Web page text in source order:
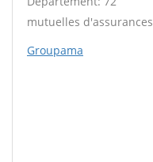
mutuelles d'assurances
Groupama